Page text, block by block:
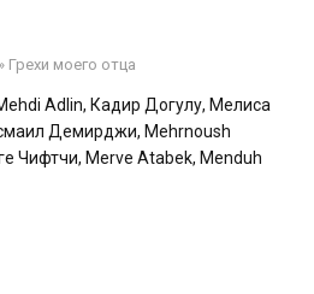
» Грехи моего отца
Adlin, Кадир Догулу, Мелиса
Демирджи, Mehrnoush
Чифтчи, Merve Atabek, Menduh